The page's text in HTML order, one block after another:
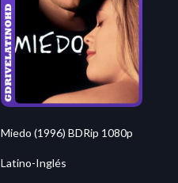
Miedo (1996) BDRip 1080p
Latino-Inglés